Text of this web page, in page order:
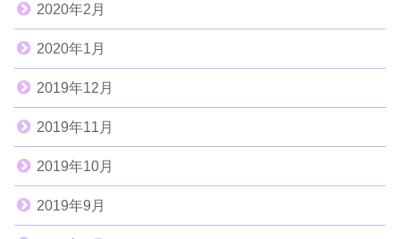
2020年2月
2020年1月
2019年12月
2019年11月
2019年10月
2019年9月